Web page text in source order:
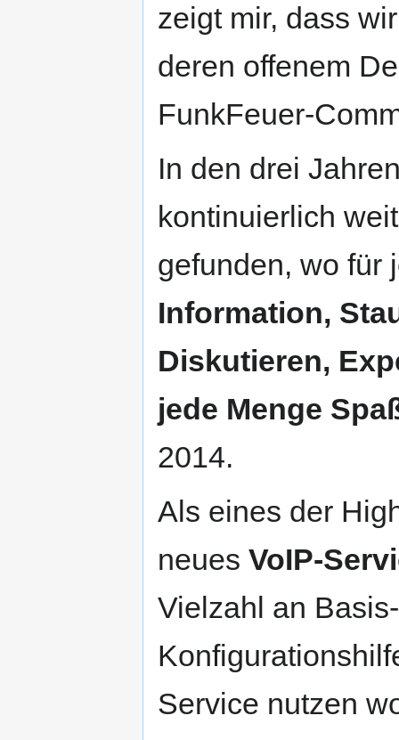
zeigt mir, dass
deren offenem
FunkFeuer-
In den drei
kontinuierlich
gefunden, wo für
Information,
Diskutieren,
jede Menge
2014.
Als eines der
neues VoIP-
Vielzahl an
Service nutzen